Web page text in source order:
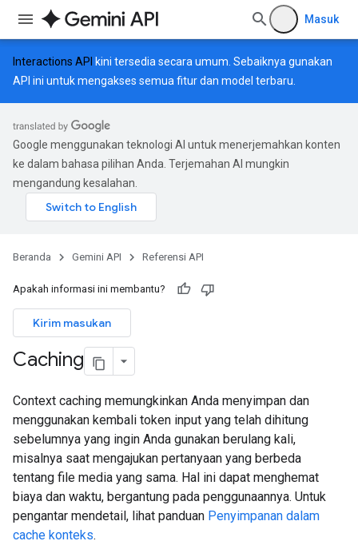
Masuk
Interactions API kini tersedia secara umum. Sebaiknya gunakan
API ini untuk mengakses semua fitur dan model terbaru.
Google menggunakan teknologi AI untuk menerjemahkan konten
ke dalam bahasa pilihan Anda. Terjemahan AI mungkin
mengandung kesalahan.
Beranda Gemini API Referensi API
Apakah informasi ini membantu?
Kirim masukan
Caching
Context caching memungkinkan Anda menyimpan dan
menggunakan kembali token input yang telah dihitung
sebelumnya yang ingin Anda gunakan berulang kali,
misalnya saat mengajukan pertanyaan yang berbeda
tentang file media yang sama. Hal ini dapat menghemat
biaya dan waktu, bergantung pada penggunaannya. Untuk
pengantar mendetail, lihat panduan Penyimpanan dalam
cache konteks.